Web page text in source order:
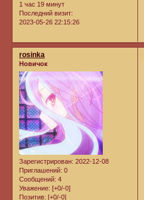
1 час 19 минут
Последний визит:
2023-05-26 22:15:26
rosinka
Новичок
Зарегистрирован: 2022-12-08
Приглашений: 0
Сообщений: 4
Уважение: [+0/-0]
Позитив: [+0/-0]